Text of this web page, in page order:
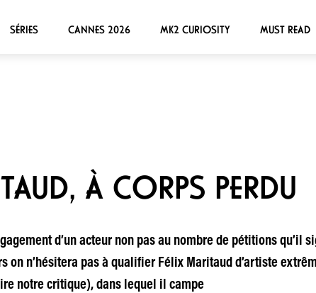
SÉRIES CANNES 2026 MK2 CURIOSITY MUST READ
À CORPS PERDU
d’un acteur non pas au nombre de pétitions qu’il
on n’hésitera pas à qualifier Félix Maritaud d’artiste
notre critique), dans lequel il campe